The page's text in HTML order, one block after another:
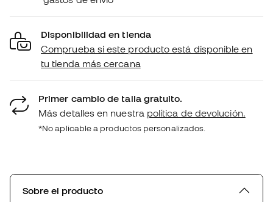
Disponibilidad en tienda
Comprueba si este producto está disponible en
tu tienda más cercana
Primer cambio de talla gratuito.
Más detalles en nuestra política de devolución.
*No aplicable a productos personalizados.
Sobre el producto